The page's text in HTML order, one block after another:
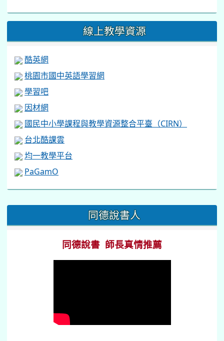
線上教學資源
酷英網
桃園市國中英語學習網
學習吧
因材網
國民中小學課程與教學資源整合平臺（CIRN）
台北酷課雲
均一教學平台
PaGamO
::: 同德說書人
同德說書 師長真情推薦